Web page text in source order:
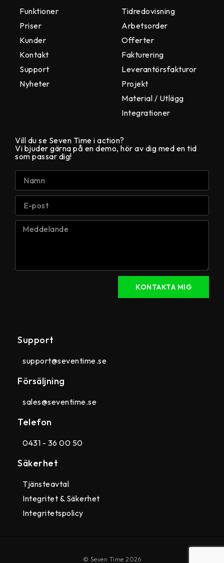
Funktioner
Priser
Kunder
Kontakt
Support
Nyheter
Tidredovisning
Arbetsorder
Offerter
Fakturering
Leverantörsfakturor
Projekt
Material / Utlägg
Integrationer
Vill du se Seven Time i action?
Vi bjuder gärna på en demo, hör av dig med en tid
som passar dig!
KONTAKTA MIG
Support
support@seventime.se
Försäljning
sales@seventime.se
Telefon
0431 - 36 00 50
Säkerhet
Tjänsteavtal
Integritet & Säkerhet
Integritetspolicy
© Seven Time 2026